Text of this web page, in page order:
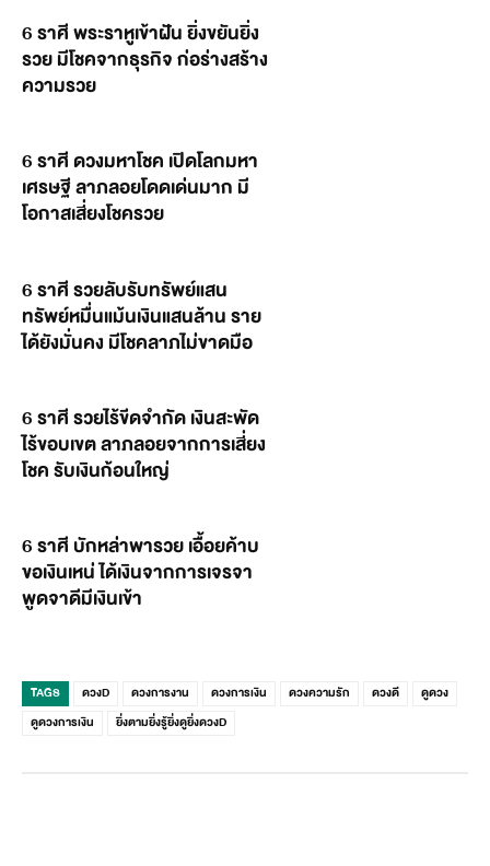
6 ราศี พระราหูเข้าฝัน ยิ่งขยันยิ่ง
รวย มีโชคจากธุรกิจ ก่อร่างสร้าง
ความรวย
6 ราศี ดวงมหาโชค เปิดโลกมหา
เศรษฐี ลาภลอยโดดเด่นมาก มี
โอกาสเสี่ยงโชครวย
6 ราศี รวยลับรับทรัพย์แสน
ทรัพย์หมื่นแม้นเงินแสนล้าน ราย
ได้ยังมั่นคง มีโชคลาภไม่ขาดมือ
6 ราศี รวยไร้ขีดจำกัด เงินสะพัด
ไร้ขอบเขต ลาภลอยจากการเสี่ยง
โชค รับเงินก้อนใหญ่
6 ราศี บักหล่าพารวย เอื้อยค้าบ
ขอเงินเหน่ ได้เงินจากการเจรจา
พูดจาดีมีเงินเข้า
TAGS ดวงD ดวงการงาน ดวงการเงิน ดวงความรัก ดวงดี
ดูดวง
ดูดวงการเงิน
ยิ่งตามยิ่งรู้ยิ่งดูยิ่งดวงD